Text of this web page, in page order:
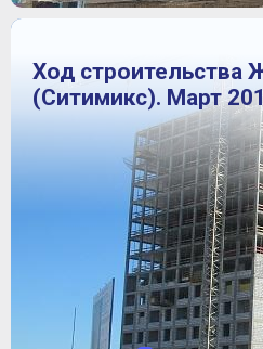
Ход строительства
(Ситимикс). Март